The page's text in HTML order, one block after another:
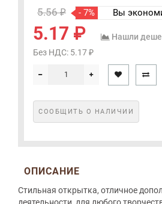
5.56 ₽ - 7% Вы
5.17 ₽
Нашли
Без НДС: 5.17 ₽
СООБЩИТЬ О НАЛИЧИИ
ОПИСАНИЕ
Стильная открытка, отличное